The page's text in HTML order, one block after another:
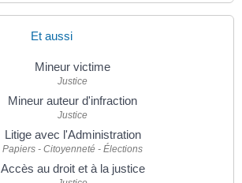
Et aussi
Mineur victime
Justice
Mineur auteur d'infraction
Justice
Litige avec l'Administration
Papiers - Citoyenneté - Élections
Accès au droit et à la justice